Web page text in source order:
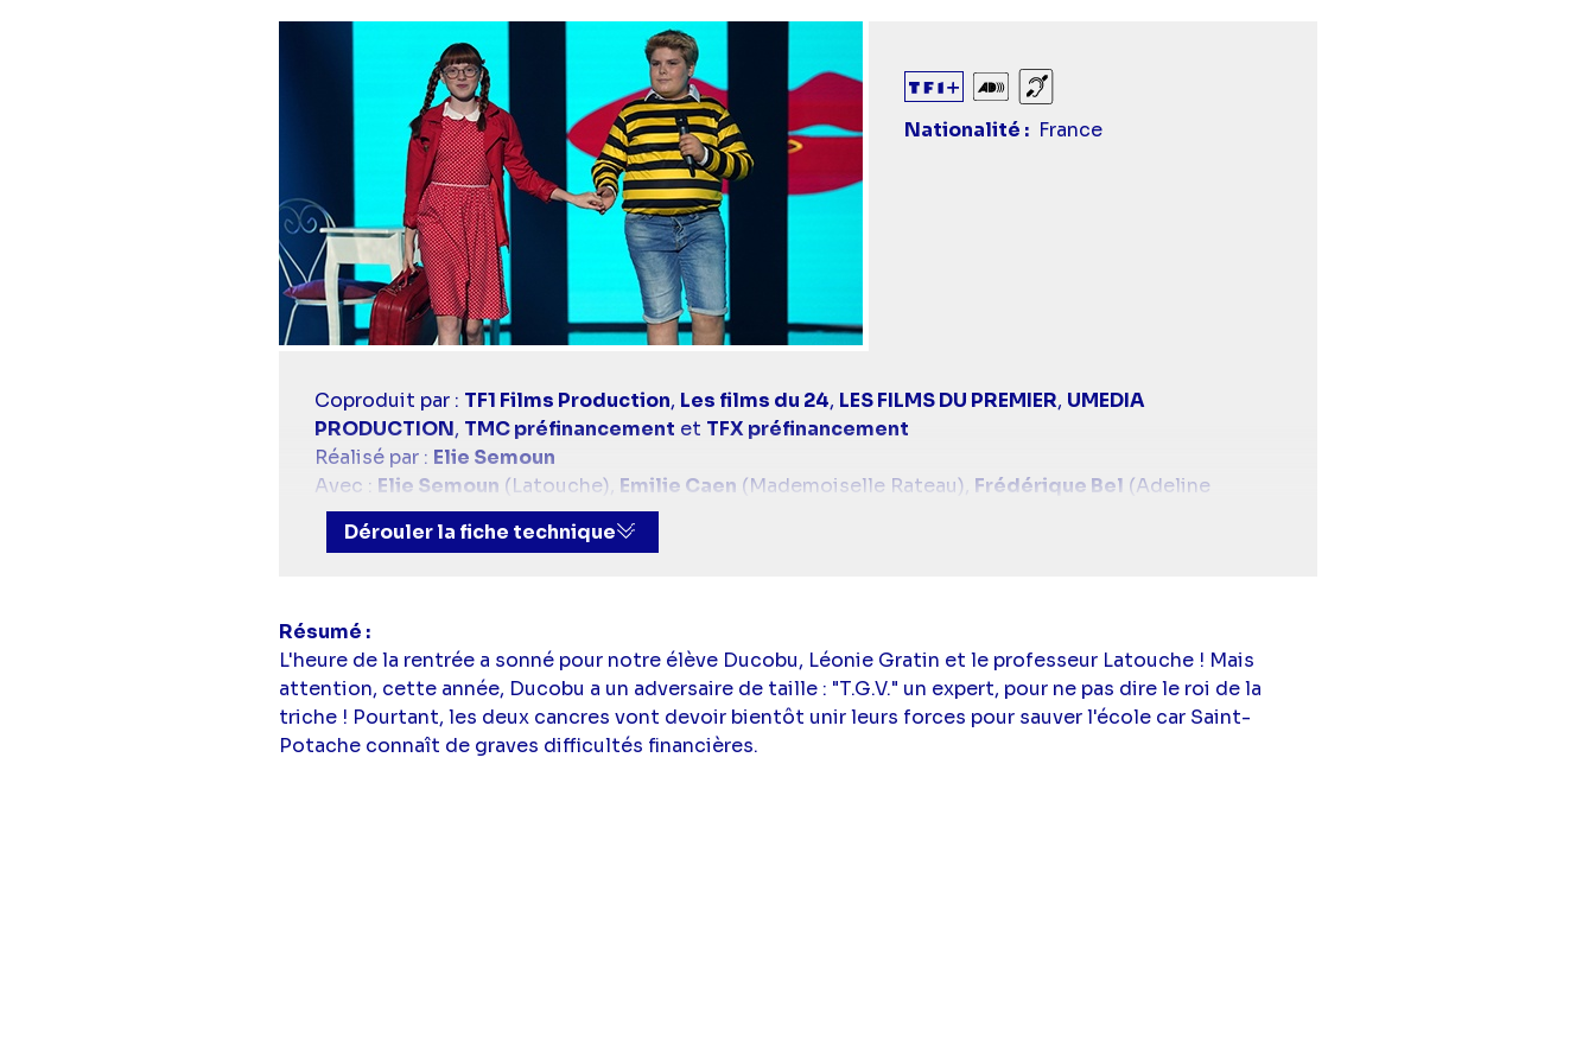
Audiodescription
Sourds et malentendants
Nationalité
France
Casting
simba
Coproduit par : TF1 Films Production, Les films du 24, LES FILMS DU PREMIER, UMEDIA
PRODUCTION, TMC préfinancement et TFX préfinancement
Réalisé par : Elie Semoun
Avec : Elie Semoun (Latouche), Emilie Caen (Mademoiselle Rateau), Frédérique Bel (Adeline
Gratin),Loïc Legendre(Hervé Ducobu)
Dérouler la fiche technique
Résumé
L'heure de la rentrée a sonné pour notre élève Ducobu, Léonie Gratin et le professeur Latouche ! Mais
attention, cette année, Ducobu a un adversaire de taille : "T.G.V." un expert, pour ne pas dire le roi de la
triche ! Pourtant, les deux cancres vont devoir bientôt unir leurs forces pour sauver l'école car Saint-
Potache connaît de graves difficultés financières.